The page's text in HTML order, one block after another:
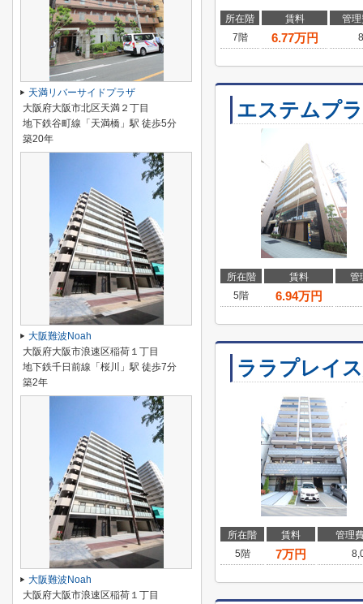
所在階 賃料
管
7階
6.77万円
エステムプ
所在階 賃料
管
5階
6.94万円
ララプレイ
所在階 賃料
管理
5階
7万円
天満リバーサイドプラザ
大阪府大阪市北区天満２丁目
地下鉄谷町線「天満橋」駅 徒歩5分
築20年
大阪難波Noah
大阪府大阪市浪速区稲荷１丁目
地下鉄千日前線「桜川」駅 徒歩7分
築2年
大阪難波Noah
大阪府大阪市浪速区稲荷１丁目